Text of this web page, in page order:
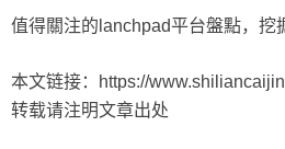
值得關注的lanchpad平台盤點，挖
本文链接：https://
转载请注明文章出处